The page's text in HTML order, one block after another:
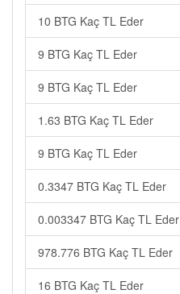
10 BTG Kaç TL Eder
9 BTG Kaç TL Eder
9 BTG Kaç TL Eder
1.63 BTG Kaç TL Eder
9 BTG Kaç TL Eder
0.3347 BTG Kaç TL Eder
0.003347 BTG Kaç TL Eder
978.776 BTG Kaç TL Eder
16 BTG Kaç TL Eder